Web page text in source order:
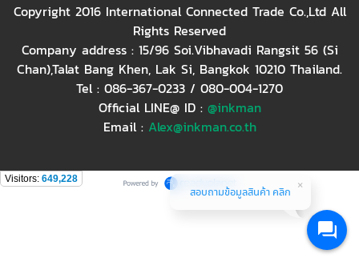
Copyright 2016 International Connected Trade Co.,Ltd All
Rights Reserved
Company address : 15/96 Soi.Vibhavadi Rangsit 56 (Si
Chan),Talat Bang Khen, Lak Si, Bangkok 10210 Thailand.
Tel : 086-367-0233 / 080-004-1270
Official LINE@ ID : @inkman
Email : Alex@inkman.co.th
Visitors: 649,228
สอบถามข้อมูลสินค้า คลิก